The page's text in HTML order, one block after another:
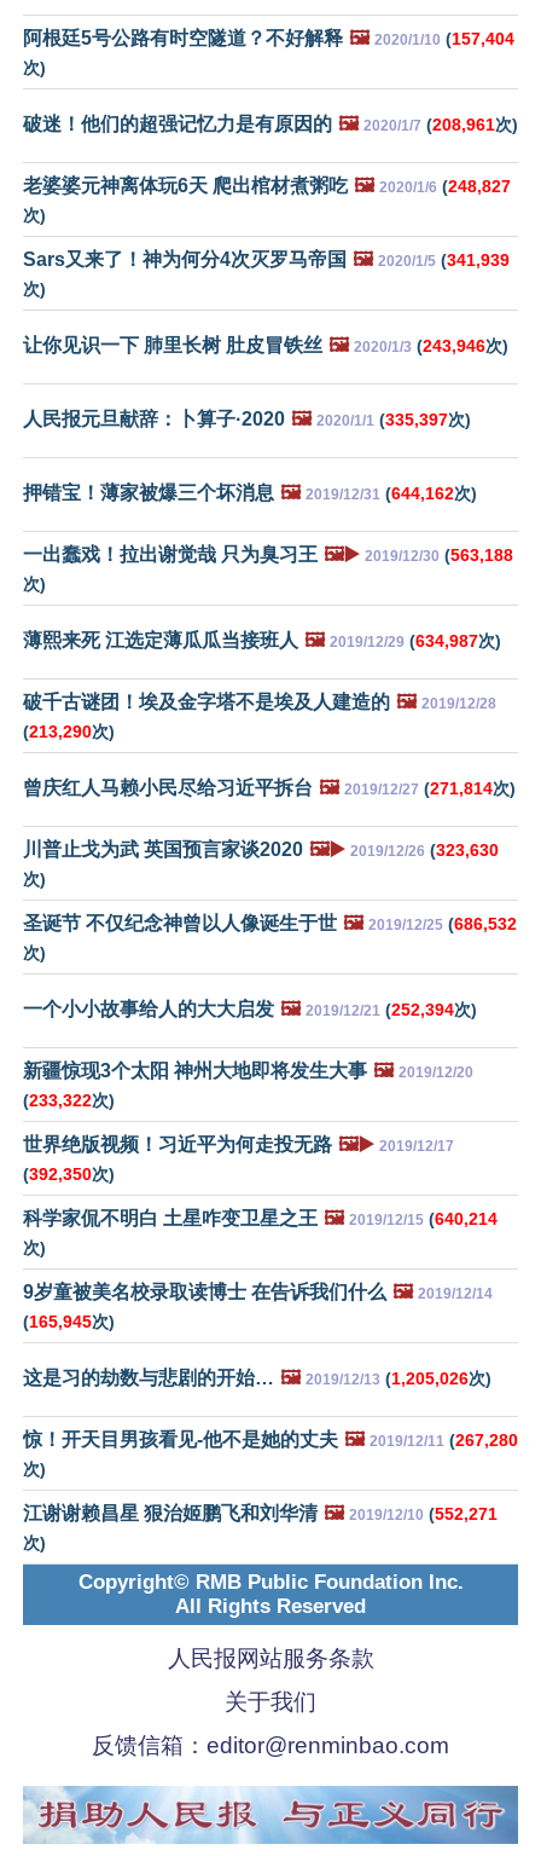
阿根廷5号公路有时空隧道？不好解释 🖼️ 2020/1/10 (157,404
次)
破迷！他们的超强记忆力是有原因的 🖼️ 2020/1/7 (208,961次)
老婆婆元神离体玩6天 爬出棺材煮粥吃 🖼️ 2020/1/6 (248,827
次)
Sars又来了！神为何分4次灭罗马帝国 🖼️ 2020/1/5 (341,939
次)
让你见识一下 肺里长树 肚皮冒铁丝 🖼️ 2020/1/3 (243,946次)
人民报元旦献辞：卜算子·2020 🖼️ 2020/1/1 (335,397次)
押错宝！薄家被爆三个坏消息 🖼️ 2019/12/31 (644,162次)
一出蠢戏！拉出谢觉哉 只为臭习王 🖼️▶️ 2019/12/30 (563,188
次)
薄熙来死 江选定薄瓜瓜当接班人 🖼️ 2019/12/29 (634,987次)
破千古谜团！埃及金字塔不是埃及人建造的 🖼️ 2019/12/28
(213,290次)
曾庆红人马赖小民尽给习近平拆台 🖼️ 2019/12/27 (271,814次)
川普止戈为武 英国预言家谈2020 🖼️▶️ 2019/12/26 (323,630
次)
圣诞节 不仅纪念神曾以人像诞生于世 🖼️ 2019/12/25 (686,532
次)
一个小小故事给人的大大启发 🖼️ 2019/12/21 (252,394次)
新疆惊现3个太阳 神州大地即将发生大事 🖼️ 2019/12/20
(233,322次)
世界绝版视频！习近平为何走投无路 🖼️▶️ 2019/12/17
(392,350次)
科学家侃不明白 土星咋变卫星之王 🖼️ 2019/12/15 (640,214
次)
9岁童被美名校录取读博士 在告诉我们什么 🖼️ 2019/12/14
(165,945次)
这是习的劫数与悲剧的开始… 🖼️ 2019/12/13 (1,205,026次)
惊！开天目男孩看见-他不是她的丈夫 🖼️ 2019/12/11 (267,280
次)
江谢谢赖昌星 狠治姬鹏飞和刘华清 🖼️ 2019/12/10 (552,271
次)
Copyright© RMB Public Foundation Inc.
All Rights Reserved
人民报网站服务条款
关于我们
反馈信箱： editor@renminbao.com